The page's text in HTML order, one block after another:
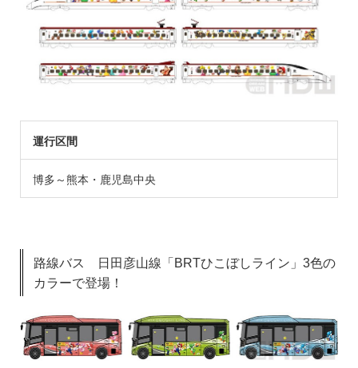
運行区間
博多～熊本・鹿児島中央
路線バス 日田彦山線「BRTひこぼしライン」3色の
カラーで登場！